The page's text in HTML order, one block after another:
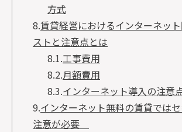
方式
8.賃貸経営におけるインターネッ
ストと注意点とは
8.1.工事費用
8.2.月額費用
8.3.インターネット導入の注意
9.インターネット無料の賃貸では
注意が必要